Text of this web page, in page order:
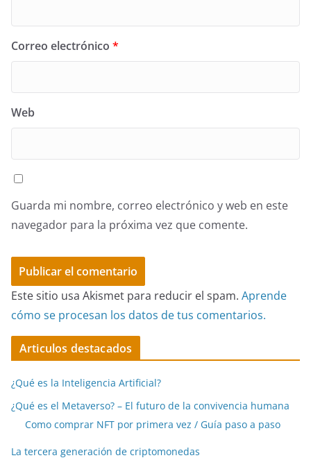
Correo electrónico *
Web
Guarda mi nombre, correo electrónico y web en este
navegador para la próxima vez que comente.
Este sitio usa Akismet para reducir el spam. Aprende
cómo se procesan los datos de tus comentarios.
Articulos destacados
¿Qué es la Inteligencia Artificial?
¿Qué es el Metaverso? – El futuro de la convivencia humana
Como comprar NFT por primera vez / Guía paso a paso
La tercera generación de criptomonedas